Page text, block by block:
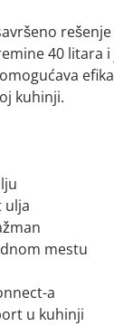
40 litara
kuhinji.
ulja
mestu
a
u kuhinji